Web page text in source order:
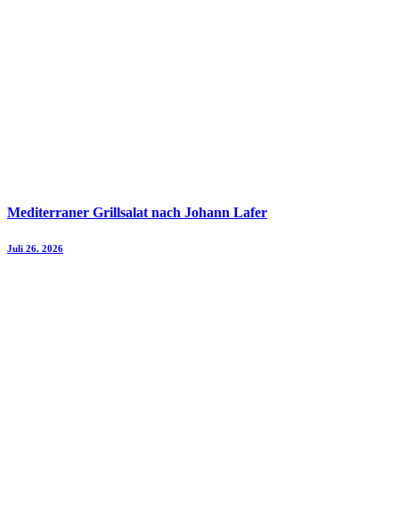
Mediterraner Grillsalat nach Johann Lafer
Juli 26. 2026